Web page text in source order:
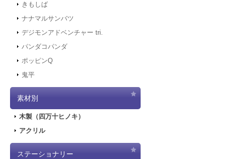
きもしば
ナナマルサンバツ
デジモンアドベンチャー tri.
パンダコパンダ
ポッピンQ
鬼平
素材別
木製（四万十ヒノキ）
アクリル
ステーショナリー